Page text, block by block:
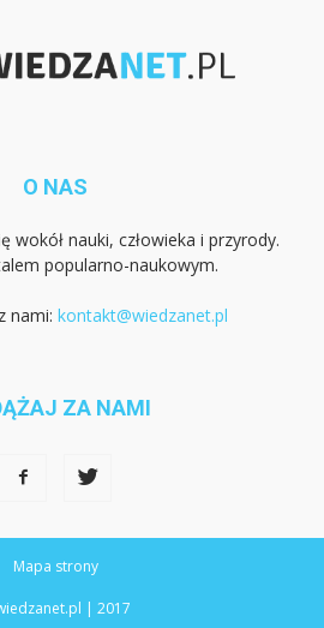
O NAS
wokół nauki, człowieka i przyrody.
popularno-naukowym.
nami: kontakt@wiedzanet.pl
ZA NAMI
Mapa strony
| 2017